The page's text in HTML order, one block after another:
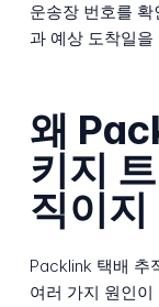
운송장 번호를
과 예상 도착일을
왜
키지
직이지
Packlink 택배 추
여러 가지 원인